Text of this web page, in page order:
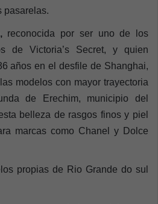
pasarelas.
reconocida por ser uno de los
de Victoria’s Secret, y quien
años en el desfile de Shanghai,
modelos con mayor trayectoria
de Erechim, municipio del
belleza de rasgos finos y piel
marcas como Chanel y Dolce
propias de Rio Grande do sul